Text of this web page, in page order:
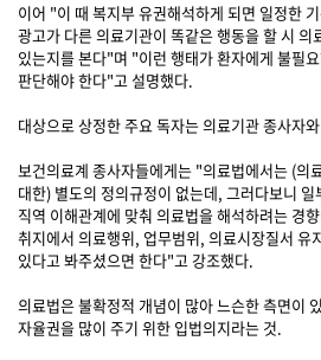
이어 "이 때 복지부 유권해석하게 되면 일정한
광고가 다른 의료기관이 똑같은 행동을 할 시 의
있는지를 본다"며 "이런 행태가 환자에게 불필
판단해야 한다"고 설명했다.
대상으로 상정한 주요 독자는 의료기관 종사자
보건의료계 종사자들에게는 "의료법에서는 (의
대한) 별도의 정의규정이 없는데, 그러다보니
직역 이해관계에 맞춰 의료법을 해석하려는 경
취지에서 의료행위, 업무범위, 의료시장질서 유
있다고 봐주셨으면 한다"고 강조했다.
의료법은 불확정적 개념이 많아 느슨한 측면이
자율권을 많이 주기 위한 입법의지라는 것.